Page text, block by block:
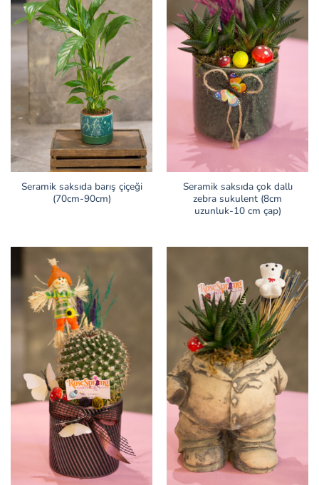
Seramik saksıda barış çiçeği
(70cm-90cm)
Seramik saksıda çok dallı
zebra sukulent (8cm
uzunluk-10 cm çap)